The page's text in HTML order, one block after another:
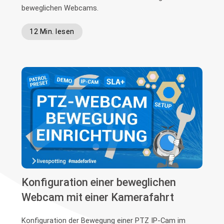
beweglichen Webcams.
12 Min. lesen
Konfiguration einer beweglichen
Webcam mit einer Kamerafahrt
Konfiguration der Bewegung einer PTZ IP-Cam im